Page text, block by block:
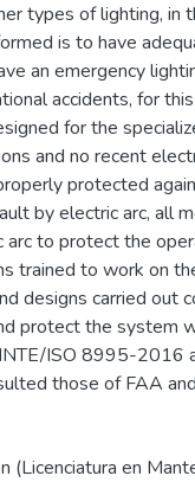
types of lighting, in
is to have
an emergency
accidents, for
for the
and no recent
protected
by electric arc, all
arc to protect the
trained to work on
designs carried out
protect the system
ISO 8995-2016
those of FAA
(Licenciatura en